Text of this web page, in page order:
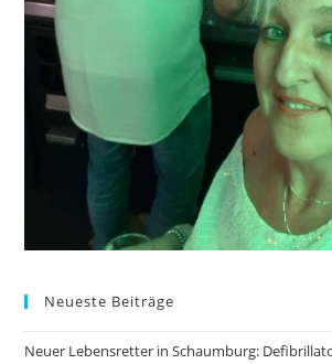
Neueste Beiträge
Neuer Lebensretter in Schaumburg: